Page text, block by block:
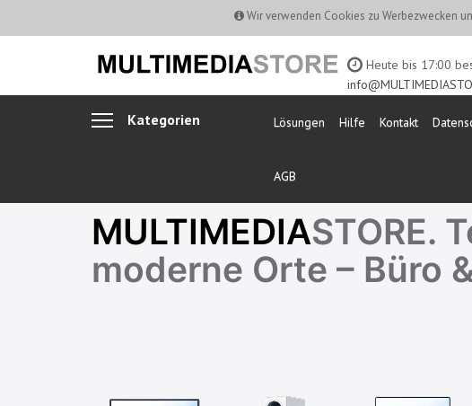
Wir verwenden Cookies zu Werbezwecken
Heute bis 17:00
Kategorien Lösungen Hilfe Kontakt
AGB
MULTIMEDIASTORE.
moderne Orte – Büro